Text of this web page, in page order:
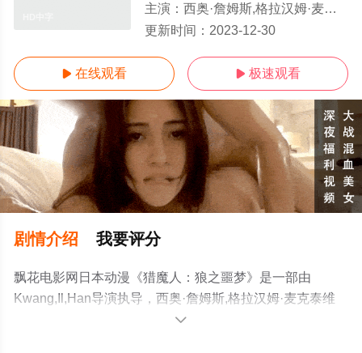
主演： 西奥·詹姆斯,格拉汉姆·麦克泰维什,玛丽·麦克唐纳,劳拉·普沃
更新时间： 2023-12-30
 在线观看  极速观看
剧情介绍 我要评分
飘花电影网日本动漫《猎魔人：狼之噩梦》是一部由
Kwang,Il,Han导演执导，西奥·詹姆斯,格拉汉姆·麦克泰维
什,玛丽·麦克唐纳,劳拉·普沃等演员精彩演绎的美国动漫，
